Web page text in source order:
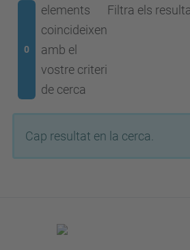
0
elements
coincideixen
amb el
vostre criteri
de cerca
Filtra els
Cap resultat en la cerca.